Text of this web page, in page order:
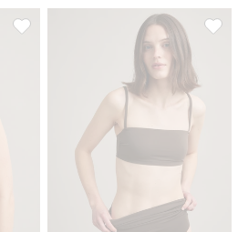
Vadderad bandeaubikini-bh, Lägg till